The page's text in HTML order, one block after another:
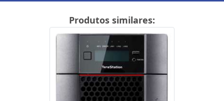
Produtos similares: